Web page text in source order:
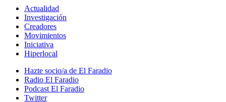
Actualidad
Investigación
Creadores
Movimientos
Iniciativa
Hiperlocal
Hazte socio/a de El Faradio
Radio El Faradio
Podcast El Faradio
Twitter